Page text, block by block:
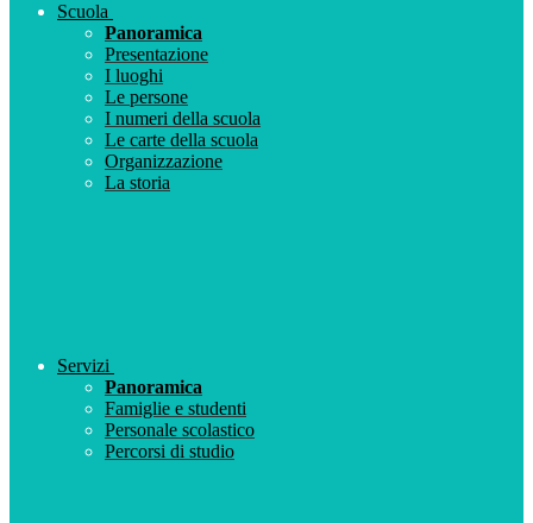
Scuola
Panoramica
Presentazione
I luoghi
Le persone
I numeri della scuola
Le carte della scuola
Organizzazione
La storia
Servizi
Panoramica
Famiglie e studenti
Personale scolastico
Percorsi di studio